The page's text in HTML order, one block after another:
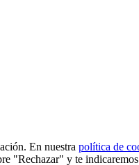
En nuestra política de
"Rechazar" y te